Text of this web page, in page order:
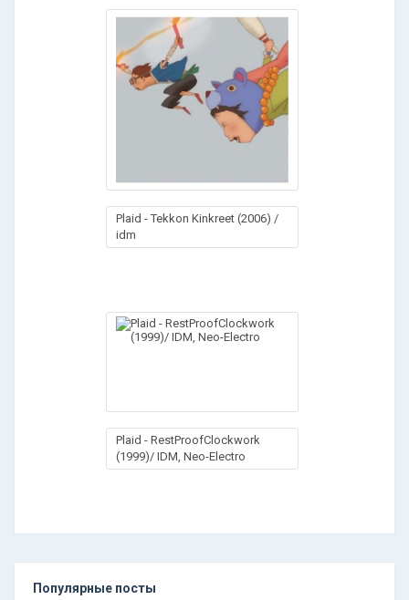
Plaid - Tekkon Kinkreet (2006) /
idm
Plaid - RestProofClockwork
(1999)/ IDM, Neo-Electro
Популярные посты